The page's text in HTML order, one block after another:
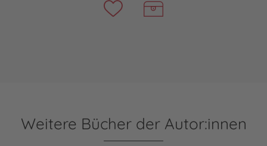
Weitere Bücher der Autor:innen